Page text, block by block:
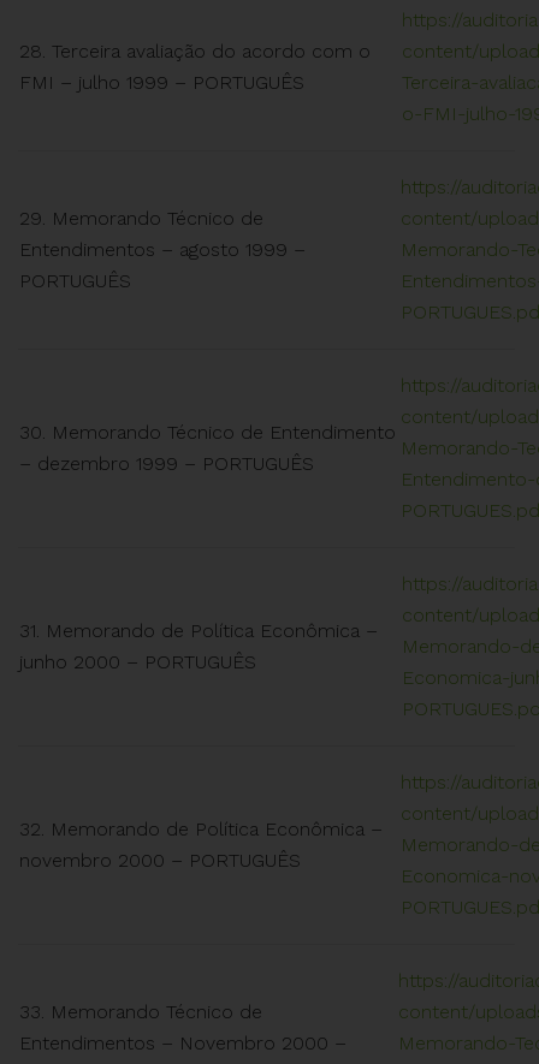
28. Terceira avaliação do acordo com o
FMI – julho 1999 – PORTUGUÊS
https://
content/
Terceira-
o-FMI-julho-
29. Memorando Técnico de
Entendimentos – agosto 1999 –
PORTUGUÊS
https://
content/
Memorando-
30. Memorando Técnico de Entendimento
– dezembro 1999 – PORTUGUÊS
https://
content/
Memorando-
31. Memorando de Política Econômica –
junho 2000 – PORTUGUÊS
https://
content/
Memorando-
Economica-
32. Memorando de Política Econômica –
novembro 2000 – PORTUGUÊS
https://
content/
Memorando-
Economica-
33. Memorando Técnico de
Entendimentos – Novembro 2000 –
https://
content/
Memorando-